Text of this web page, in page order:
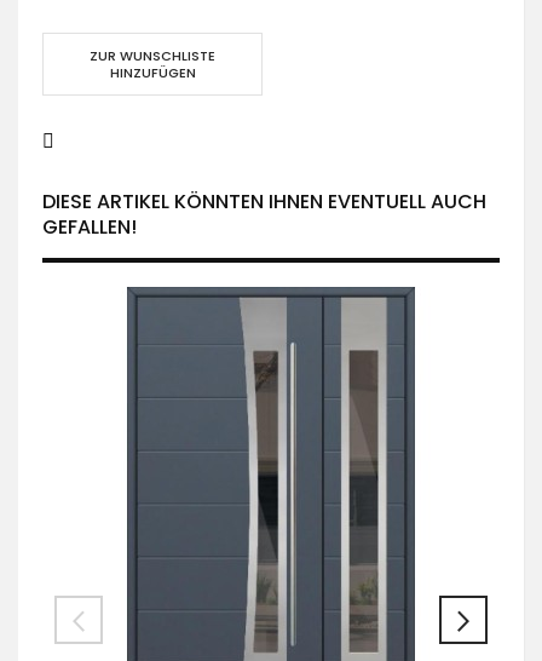
ZUR WUNSCHLISTE
HINZUFÜGEN
DIESE ARTIKEL KÖNNTEN IHNEN EVENTUELL AUCH
GEFALLEN!